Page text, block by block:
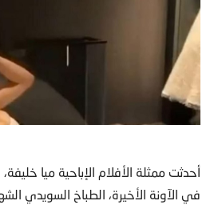
أحدثت ممثلة الأفلام الإباحیة میا خلیفة،
في الآونة الأخيرة، الطباخ السويدي